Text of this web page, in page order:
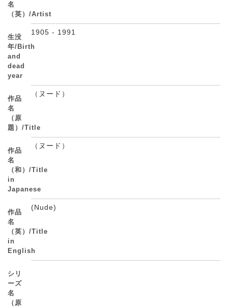
名
（英）/Artist
生没
年/Birth
and
dead
year
1905 - 1991
作品
名
（原
題）/Title
（ヌード）
作品
名
（和）/Title
in
Japanese
（ヌード）
作品
名
（英）/Title
in
English
(Nude)
シリ
ーズ
名
（原